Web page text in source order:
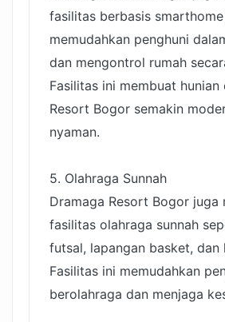
fasilitas berbasis
memudahkan penghuni
dan mengontrol rumah
Fasilitas ini membuat hunian
Resort Bogor semakin
nyaman.
5. Olahraga Sunnah
Dramaga Resort Bogor juga
fasilitas olahraga sunnah
futsal, lapangan basket, dan
Fasilitas ini memudahkan
berolahraga dan menjaga